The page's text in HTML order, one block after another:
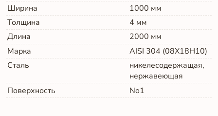
Ширина
1000 мм
Толщина
4 мм
Длина
2000 мм
Марка
AISI 304 (08Х18Н10)
Сталь
никелесодержащая,
нержавеющая
Поверхность
No1